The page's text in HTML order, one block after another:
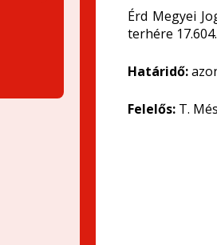
Érd Megyei
terhére
Határidő:
Felelős: T.